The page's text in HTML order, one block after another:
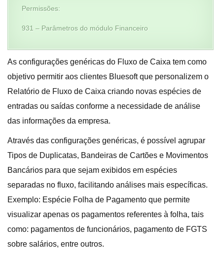
Permissões:
931 – Parâmetros do módulo Financeiro
As configurações genéricas do Fluxo de Caixa tem como
objetivo permitir aos clientes Bluesoft que personalizem o
Relatório de Fluxo de Caixa criando novas espécies de
entradas ou saídas conforme a necessidade de análise
das informações da empresa.
Através das configurações genéricas, é possível agrupar
Tipos de Duplicatas, Bandeiras de Cartões e Movimentos
Bancários para que sejam exibidos em espécies
separadas no fluxo, facilitando análises mais específicas.
Exemplo: Espécie Folha de Pagamento que permite
visualizar apenas os pagamentos referentes à folha, tais
como: pagamentos de funcionários, pagamento de FGTS
sobre salários, entre outros.